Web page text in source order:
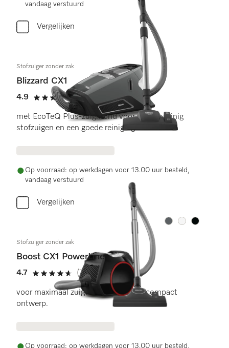
vandaag verstuurd
Vergelijken
Stofzuiger zonder zak
Blizzard CX1
4.9
4.9 sterren op 5
(23 beoordelingen)
met EcoTeQ Plus-zuigmond voor energiezuinig
stofzuigen en een goede reiniging.
Op voorraad: op werkdagen voor 13.00 uur besteld,
vandaag verstuurd
Vergelijken
Kleur:Kleur:Kleur:
Stofzuiger zonder zak
Boost CX1 PowerLine
4.7
4.7 sterren op 5
(77 beoordelingen)
voor maximaal zuigvermogen in een compact
ontwerp.
Op voorraad: op werkdagen voor 13.00 uur besteld,